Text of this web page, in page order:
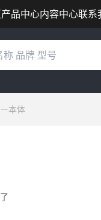
产品中心内容中心联系
本体